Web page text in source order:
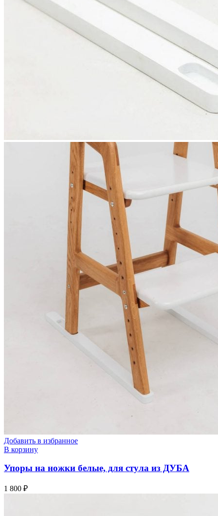
Добавить в избранное
В корзину
Упоры на ножки белые, для стула из ДУБА
1 800 ₽